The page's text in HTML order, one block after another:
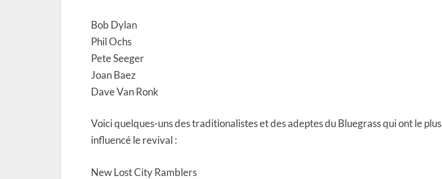
Bob Dylan
Phil Ochs
Pete Seeger
Joan Baez
Dave Van Ronk
Voici quelques-uns des traditionalistes et des adeptes du Bluegrass qui ont le plus
influencé le revival :
New Lost City Ramblers